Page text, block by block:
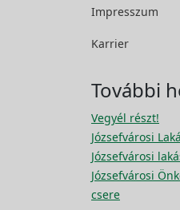
Impresszum
Karrier
További
Vegyél részt!
Józsefvárosi
Józsefvárosi
Józsefvárosi
csere